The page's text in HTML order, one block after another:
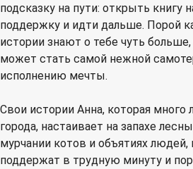
подсказку на пути: открыть книгу
поддержку и идти дальше. Порой
истории знают о тебе чуть
может стать самой нежной
исполнению мечты.
Свои истории Анна, которая много
города, настаивает на запахе
мурчании котов и объятиях людей,
поддержат в трудную минуту и